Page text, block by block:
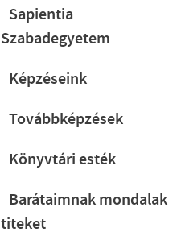
Sapientia
Szabadegyetem
Képzéseink
Továbbképzések
Könyvtári esték
Barátaimnak mondalak
titeket